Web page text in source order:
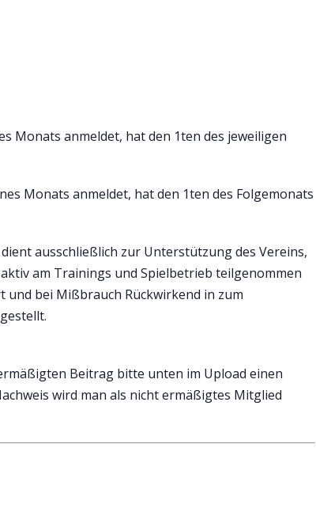
Monats anmeldet, hat den 1ten des jeweiligen
Monats anmeldet, hat den 1ten des Folgemonats
ausschließlich zur Unterstützung des Vereins,
am Trainings und Spielbetrieb teilgenommen
und bei Mißbrauch Rückwirkend in zum
Beitrag bitte unten im Upload einen
wird man als nicht ermäßigtes Mitglied